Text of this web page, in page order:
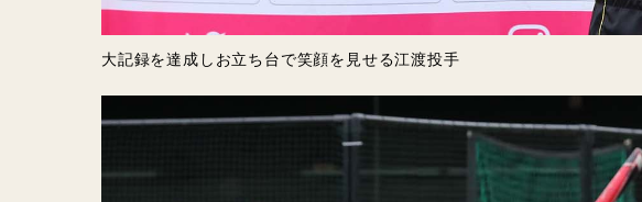
大記録を達成しお立ち台で笑顔を見せる江渡投手